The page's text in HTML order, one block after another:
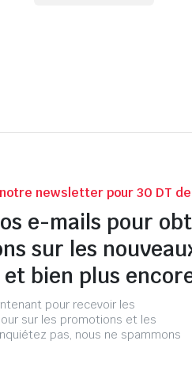
newsletter pour 30 DT
e-mails pour
sur les
bien plus
pour recevoir les
sur les promotions et les
pas, nous ne spammons